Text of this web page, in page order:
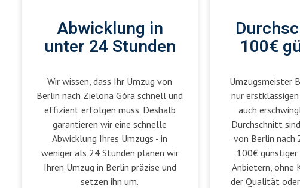
Abwicklung in
unter 24 Stunden
Wir wissen, dass Ihr Umzug von
Berlin nach Zielona Góra schnell und
effizient erfolgen muss. Deshalb
garantieren wir eine schnelle
Abwicklung Ihres Umzugs - in
weniger als 24 Stunden planen wir
Ihren Umzug in Berlin präzise und
setzen ihn um.
100€
Umzugsmeister
nur
auch
Durchschnitt
von Berlin nach
100€ günstiger
Anbietern, ohne
der Qualität